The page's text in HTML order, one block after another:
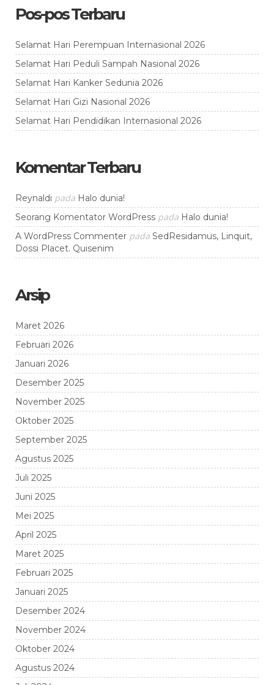
Pos-pos Terbaru
Selamat Hari Perempuan Internasional 2026
Selamat Hari Peduli Sampah Nasional 2026
Selamat Hari Kanker Sedunia 2026
Selamat Hari Gizi Nasional 2026
Selamat Hari Pendidikan Internasional 2026
Komentar Terbaru
Reynaldi pada Halo dunia!
Seorang Komentator WordPress pada Halo dunia!
A WordPress Commenter pada SedResidamus, Linquit,
Dossi Placet. Quisenim
Arsip
Maret 2026
Februari 2026
Januari 2026
Desember 2025
November 2025
Oktober 2025
September 2025
Agustus 2025
Juli 2025
Juni 2025
Mei 2025
April 2025
Maret 2025
Februari 2025
Januari 2025
Desember 2024
November 2024
Oktober 2024
Agustus 2024